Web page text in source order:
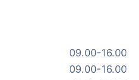
09.00-16.00
09.00-16.00